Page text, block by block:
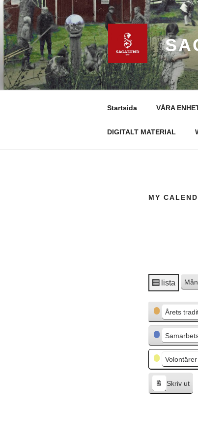
Hoppa
till
innehåll
Startsida VÅRA
DIGITALT MATERIAL
MY
V
s
a
s
m
lista
Kategorier
Årets
Skriv ut
V